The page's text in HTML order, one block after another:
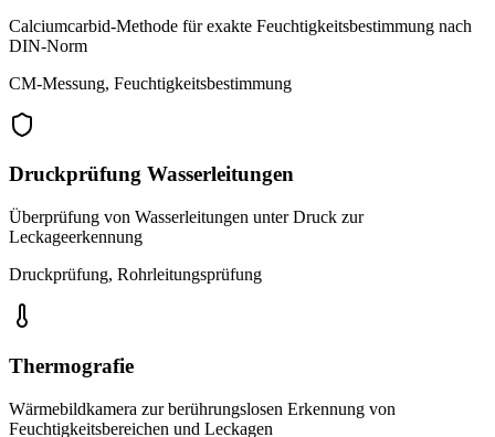
Calciumcarbid-Methode für exakte Feuchtigkeitsbestimmung nach
DIN-Norm
CM-Messung, Feuchtigkeitsbestimmung
Druckprüfung Wasserleitungen
Überprüfung von Wasserleitungen unter Druck zur
Leckageerkennung
Druckprüfung, Rohrleitungsprüfung
Thermografie
Wärmebildkamera zur berührungslosen Erkennung von
Feuchtigkeitsbereichen und Leckagen